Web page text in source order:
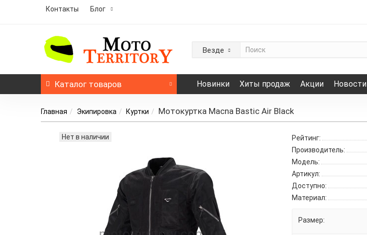
Контакты Блог
Везде
Каталог товаров Новинки Хиты продаж Акции Новости
Главная Экипировка Куртки Мотокуртка Macna Bastic Air Black
Нет в наличии Рейтинг:
Производитель:
Модель:
Артикул:
Доступно:
Материал:
Размер: